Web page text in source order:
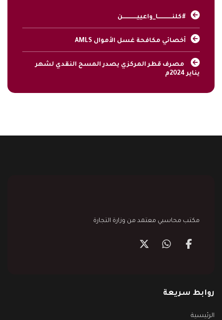
#كلنــــــــــــــا_واعييــــــــــــــن
أخصائي مكافحة غسل الأموال AMLS
مصرف قطر المركزي يصدر المسح النقدي لشهر
يناير 2024م
مكتب محاسبي معتمد من وزارة التجارة
روابط سريعة
الرئيسية